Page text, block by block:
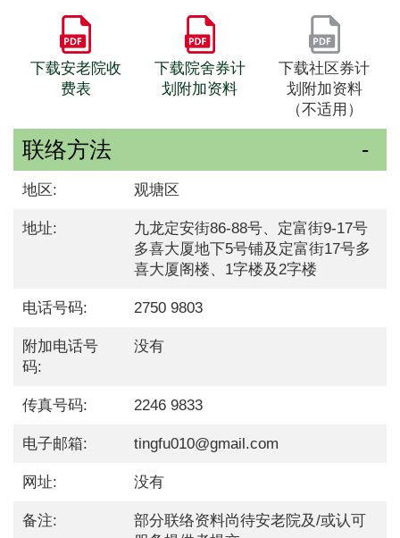
下载安老院收
费表
下载院舍券计
划附加资料
下载社区券计
划附加资料
（不适用）
联络方法
地区: 观塘区
地址:
九龙定安街86-88号、定富街9-17号
多喜大厦地下5号铺及定富街17号多
喜大厦阁楼、1字楼及2字楼
电话号码: 2750 9803
附加电话号
码:
没有
传真号码: 2246 9833
电子邮箱: tingfu010@gmail.com
网址: 没有
备注:
部分联络资料尚待安老院及/或认可